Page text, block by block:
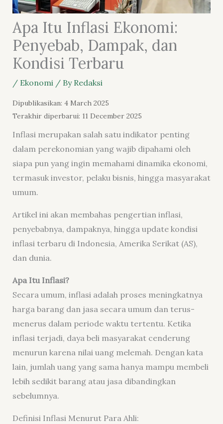
Apa Itu Inflasi Ekonomi:
Penyebab, Dampak, dan
Kondisi Terbaru
/ Ekonomi/ By Redaksi
Dipublikasikan: 4 March 2025
Terakhir diperbarui: 11 December 2025
Inflasi merupakan salah satu indikator penting
dalam perekonomian yang wajib dipahami oleh
siapa pun yang ingin memahami dinamika ekonomi,
termasuk investor, pelaku bisnis, hingga masyarakat
umum.
Artikel ini akan membahas pengertian inflasi,
penyebabnya, dampaknya, hingga update kondisi
inflasi terbaru di Indonesia, Amerika Serikat (AS),
dan dunia.
Apa Itu Inflasi?
Secara umum, inflasi adalah proses meningkatnya
harga barang dan jasa secara umum dan terus-
menerus dalam periode waktu tertentu. Ketika
inflasi terjadi, daya beli masyarakat cenderung
menurun karena nilai uang melemah. Dengan kata
lain, jumlah uang yang sama hanya mampu membeli
lebih sedikit barang atau jasa dibandingkan
sebelumnya.
Definisi Inflasi Menurut Para Ahli: